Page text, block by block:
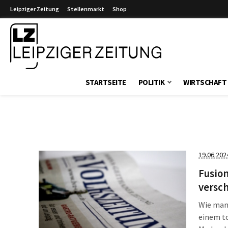
Leipziger Zeitung Stellenmarkt Shop
STARTSEITE POLITIK WIRTSCHAFT
Wie
einem